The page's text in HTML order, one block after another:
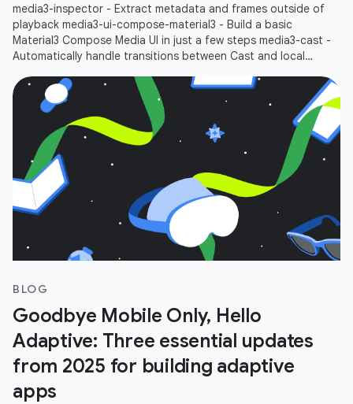
media3-inspector - Extract metadata and frames outside of
playback media3-ui-compose-material3 - Build a basic
Material3 Compose Media UI in just a few steps media3-cast -
Automatically handle transitions between Cast and local
BLOG
Goodbye Mobile Only, Hello
Adaptive: Three essential updates
from 2025 for building adaptive
apps